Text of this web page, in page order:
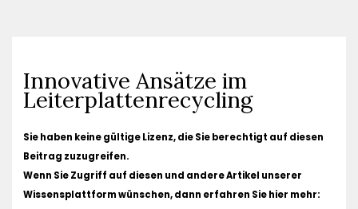
Innovative Ansätze im
Leiterplattenrecycling
Sie haben keine gültige Lizenz, die Sie berechtigt auf diesen
Beitrag zuzugreifen.
Wenn Sie Zugriff auf diesen und andere Artikel unserer
Wissensplattform wünschen, dann erfahren Sie hier mehr: